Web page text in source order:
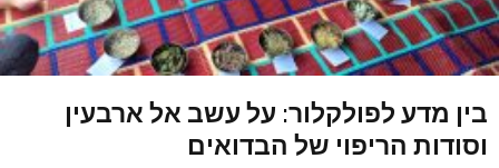
בין מדע לפולקלור: על עשב אל ארבעין
וסודות הריפוי של הבדואים